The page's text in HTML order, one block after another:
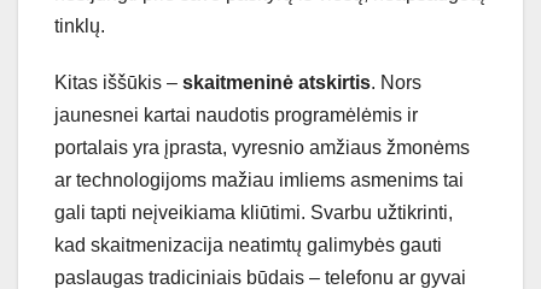
tinklų.
Kitas iššūkis – skaitmeninė atskirtis. Nors
jaunesnei kartai naudotis programėlėmis ir
portalais yra įprasta, vyresnio amžiaus žmonėms
ar technologijoms mažiau imliems asmenims tai
gali tapti neįveikiama kliūtimi. Svarbu užtikrinti,
kad skaitmenizacija neatimtų galimybės gauti
paslaugas tradiciniais būdais – telefonu ar gyvai